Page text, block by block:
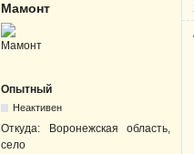
Мамонт
Опытный
Неактивен
Откуда:
Воронежская область,
село